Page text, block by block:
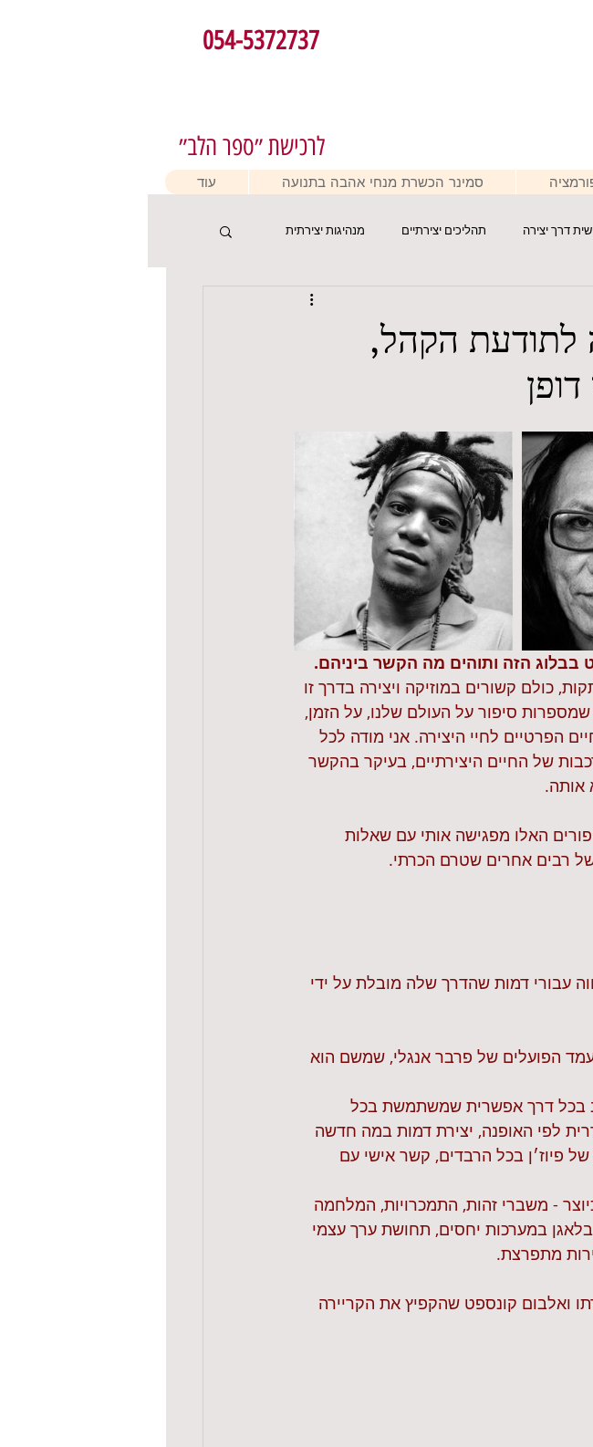
054-5372737
לרכישת ״ספר הלב״
סמינר הכשרת מנחי אהבה בתנועה עוד
דרך יצירה תהליכים יצירתיים מנהיגות יצירתית
לתודעת הקהל,
בבלוג הזה ותוהים מה הקשר ביניהם.
כולם קשורים במוזיקה ויצירה בדרך זו
סיפור על העולם שלנו, על הזמן,
הפרטיים לחיי היצירה. אני מודה לכל
של החיים היצירתיים, בעיקר בהקשר
אותה.
האלו מפגישה אותי עם שאלות
רבים אחרים שטרם הכרתי.
עבורי דמות שהדרך שלה מובלת על ידי
הפועלים של פרבר אנגלי, שמשם הוא
בכל דרך אפשרית שמשתמשת בכל
לפי האופנה, יצירת דמות במה חדשה
פיוז׳ן בכל הרבדים, קשר אישי עם
- משברי זהות, התמכרויות, המלחמה
במערכות יחסים, תחושת ערך עצמי
מתפרצת.
ואלבום קונספט שהקפיץ את הקריירה